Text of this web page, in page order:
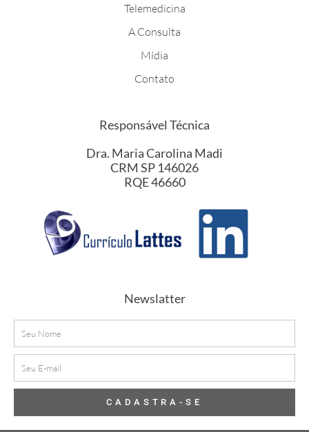
Telemedicina
A Consulta
Mídia
Contato
Responsável Técnica
Dra. Maria Carolina Madi
CRM SP 146026
RQE 46660
Newslatter
Nome
E-
mail
CADASTRA-SE